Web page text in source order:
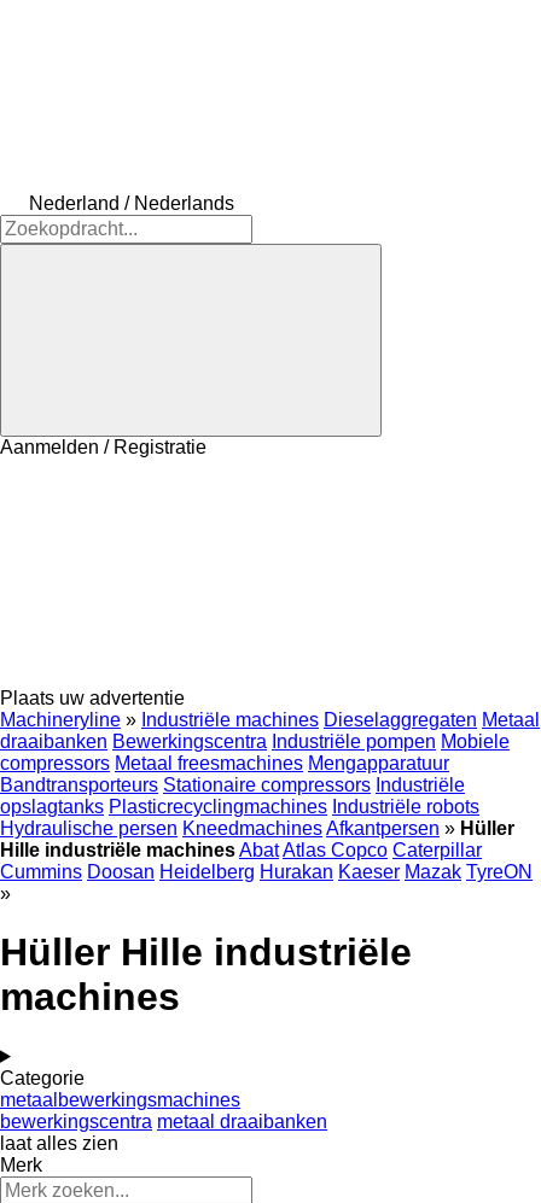
Nederland / Nederlands
Aanmelden / Registratie
Plaats uw advertentie
Machineryline » Industriële machines Dieselaggregaten Metaal
draaibanken Bewerkingscentra Industriële pompen Mobiele
compressors Metaal freesmachines Mengapparatuur
Bandtransporteurs Stationaire compressors Industriële
opslagtanks Plasticrecyclingmachines Industriële robots
Hydraulische persen KneedmachinesAfkantpersen » Hüller
Hille industriële machinesAbatAtlas Copco Caterpillar
Cummins Doosan Heidelberg Hurakan Kaeser Mazak TyreON
»
Hüller Hille industriële
machines
Categorie
metaalbewerkingsmachines
bewerkingscentra metaal draaibanken
laat alles zien
Merk